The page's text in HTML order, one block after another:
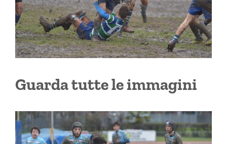
Guarda tutte le immagini